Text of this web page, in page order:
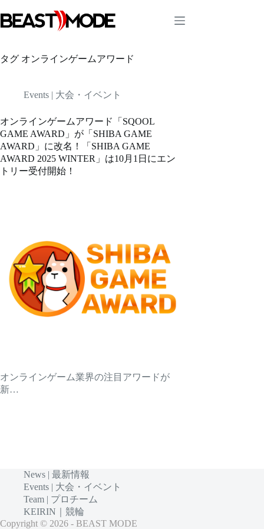
ン
テ
ツ
へ
プ
タグ オンラインゲームアワード
Events | 大会・イベント
オンラインゲームアワード「SQOOL
GAME AWARD」が「SHIBA GAME
AWARD」に改名！「SHIBA GAME
AWARD 2025 WINTER」は10月1日にエン
トリー受付開始！
オンラインゲーム業界の注目アワードが
新…
News | 最新情報
Events | 大会・イベント
Team | プロチーム
KEIRIN｜競輪
Copyright © 2026 - BEAST MODE